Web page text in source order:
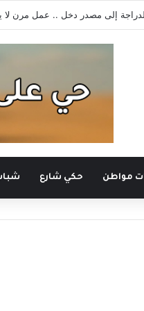
إلى مصدر دخل .. عمل مرن لا
مواطن حكي شارع